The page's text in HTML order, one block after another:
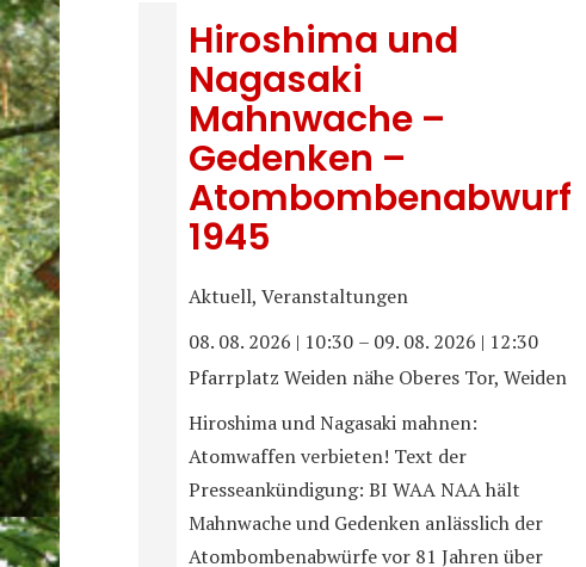
Hiroshima und
Nagasaki
Mahnwache –
Gedenken –
Atombombenabwurf
1945
Aktuell, Veranstaltungen
08. 08. 2026 | 10:30 – 09. 08. 2026 | 12:30
Pfarrplatz Weiden nähe Oberes Tor, Weiden
Hiroshima und Nagasaki mahnen:
Atomwaffen verbieten! Text der
Presseankündigung: BI WAA NAA hält
Mahnwache und Gedenken anlässlich der
Atombombenabwürfe vor 81 Jahren über